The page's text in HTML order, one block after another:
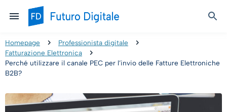
Homepage
Professionista digitale
Fatturazione Elettronica
Perché utilizzare il canale PEC per l’invio delle Fatture Elettroniche
B2B?